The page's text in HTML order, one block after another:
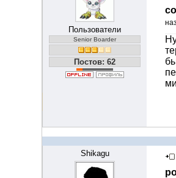
Пользователи
Senior Boarder
Постов: 62
Shikagu